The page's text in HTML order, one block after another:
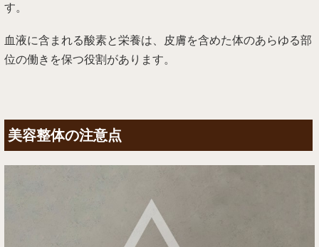
す。
血液に含まれる酸素と栄養は、皮膚を含めた体のあらゆる部
位の働きを保つ役割があります。
美容整体の注意点